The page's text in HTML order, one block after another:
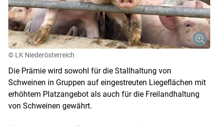
© LK Niederösterreich
Die Prämie wird sowohl für die Stallhaltung von
Schweinen in Gruppen auf eingestreuten Liegeflächen mit
erhöhtem Platzangebot als auch für die Freilandhaltung
von Schweinen gewährt.